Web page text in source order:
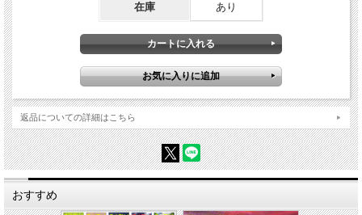
在庫 あり
返品についての詳細はこちら
おすすめ